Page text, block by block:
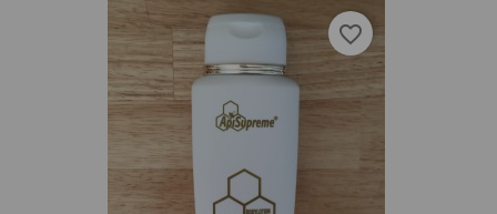
favorite_border